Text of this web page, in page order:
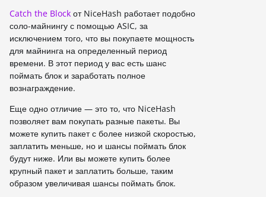
Catch the Block от NicеHash работает подобно
соло-майнингу с помощью ASIC, за
исключением того, что вы покупаете мощность
для майнинга на определенный период
времени. В этот период у вас есть шанс
поймать блок и заработать полное
вознаграждение.
Еще одно отличие — это то, что NiceHash
позволяет вам покупать разные пакеты. Вы
можете купить пакет с более низкой скоростью,
заплатить меньше, но и шансы поймать блок
будут ниже. Или вы можете купить более
крупный пакет и заплатить больше, таким
образом увеличивая шансы поймать блок.